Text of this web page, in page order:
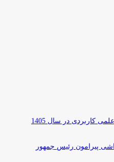
کاربردی در سال 1405
پیرامون رئیس جمهور